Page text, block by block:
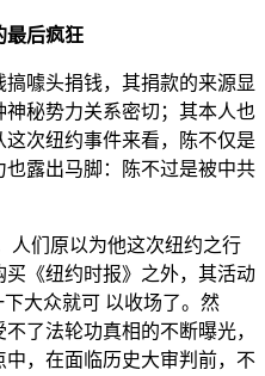
最后疯狂
噱头捐钱，其捐款的来源显
秘势力关系密切；其本人也
次纽约事件来看，陈不仅是
露出马脚：陈不过是被中共
人们原以为他这次纽约之行
《纽约时报》之外，其活动
大众就可 以收场了。然
了法轮功真相的不断曝光，
，在面临历史大审判前，不